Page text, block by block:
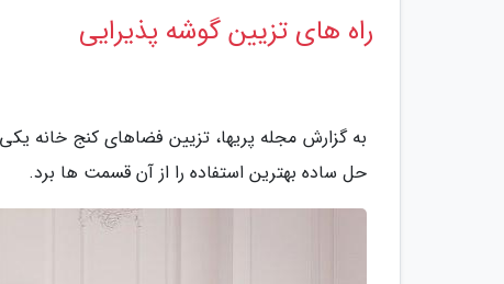
راه های تزیین گوشه پذیرایی
به گزارش مجله پریها، تزیین فضاهای کنج خانه
حل ساده بهترین استفاده را از آن قسمت ها برد.